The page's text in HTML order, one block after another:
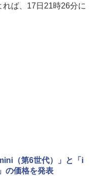
ば、17日21時26分に
（第6世代）」と「i
の価格を発表